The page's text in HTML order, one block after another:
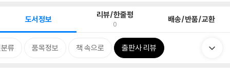
도서정보 리뷰/한줄평
0 배송/반품/교환
류 품목정보 책 속으로 출판사 리뷰